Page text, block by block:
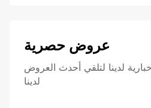
عروض حصرية
لدينا لتلقي أحدث العروض
لدينا